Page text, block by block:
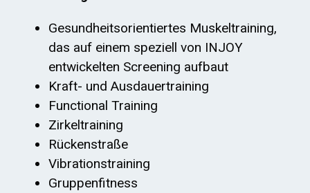
Gesundheitsorientiertes Muskeltraining,
das auf einem speziell von INJOY
entwickelten Screening aufbaut
Kraft- und Ausdauertraining
Functional Training
Zirkeltraining
Rückenstraße
Vibrationstraining
Gruppenfitness